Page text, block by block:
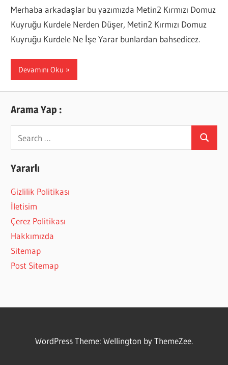
Merhaba arkadaşlar bu yazımızda Metin2 Kırmızı Domuz
Kuyruğu Kurdele Nerden Düşer, Metin2 Kırmızı Domuz
Kuyruğu Kurdele Ne İşe Yarar bunlardan bahsedicez.
Devamını Oku
Arama Yap :
for:
Search
Yararlı
Gizlilik Politikası
İletisim
Çerez Politikası
Hakkımızda
Sitemap
Post Sitemap
WordPress Theme: Wellington by ThemeZee.